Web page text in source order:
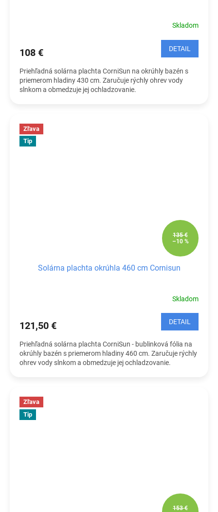
Skladom
108 € DETAIL
Priehľadná solárna plachta CorniSun na okrúhly bazén s
priemerom hladiny 430 cm. Zaručuje rýchly ohrev vody
slnkom a obmedzuje jej ochladzovanie.
Zľava
Tip
135 €
–10 %
Solárna plachta okrúhla 460 cm Cornisun
Skladom
121,50 € DETAIL
Priehľadná solárna plachta CorniSun - bublinková fólia na
okrúhly bazén s priemerom hladiny 460 cm. Zaručuje rýchly
ohrev vody slnkom a obmedzuje jej ochladzovanie.
Zľava
Tip
153 €